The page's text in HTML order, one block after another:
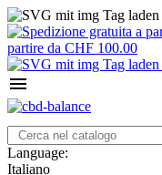
partire da CHF 100.00

Language:
Italiano